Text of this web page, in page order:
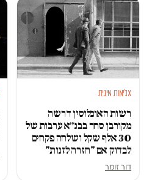
אלימות מינית
רשות האוכלוסין דרשה
מקורבן סחר בבנ״א ערבות של
30 אלף שקל ושלחה פקחים
לבדוק אם "חזרה לזנות"
דור זומר